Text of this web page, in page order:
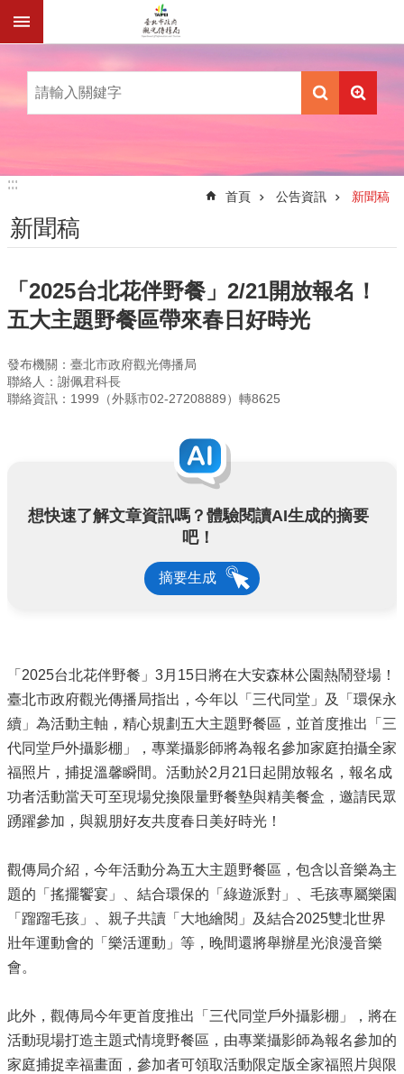
跳到主要內容區塊
:::
:::
首頁 公告資訊 新聞稿
新聞稿
「2025台北花伴野餐」2/21開放報名！
五大主題野餐區帶來春日好時光
發布機關：臺北市政府觀光傳播局
聯絡人：謝佩君科長
聯絡資訊：1999（外縣市02-27208889）轉8625
想快速了解文章資訊嗎？體驗閱讀AI生成的摘要
吧！
摘要生成
「2025台北花伴野餐」3月15日將在大安森林公園熱鬧登場！
臺北市政府觀光傳播局指出，今年以「三代同堂」及「環保永
續」為活動主軸，精心規劃五大主題野餐區，並首度推出「三
代同堂戶外攝影棚」，專業攝影師將為報名參加家庭拍攝全家
福照片，捕捉溫馨瞬間。活動於2月21日起開放報名，報名成
功者活動當天可至現場兌換限量野餐墊與精美餐盒，邀請民眾
踴躍參加，與親朋好友共度春日美好時光！
觀傳局介紹，今年活動分為五大主題野餐區，包含以音樂為主
題的「搖擺饗宴」、結合環保的「綠遊派對」、毛孩專屬樂園
「蹓蹓毛孩」、親子共讀「大地繪閱」及結合2025雙北世界
壯年運動會的「樂活運動」等，晚間還將舉辦星光浪漫音樂
會。
此外，觀傳局今年更首度推出「三代同堂戶外攝影棚」，將在
活動現場打造主題式情境野餐區，由專業攝影師為報名參加的
家庭捕捉幸福畫面，參加者可領取活動限定版全家福照片與限